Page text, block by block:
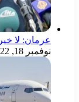
عرمان: لا
نوفمبر 18, 2022